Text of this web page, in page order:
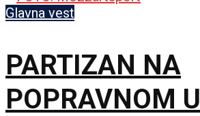
pozicijama!
Glavna vest
PARTIZAN NA
POPRAVNOM U